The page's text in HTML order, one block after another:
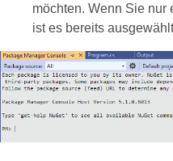
möchten. Wenn Sie nur
ist es bereits